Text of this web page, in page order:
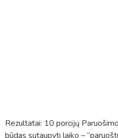
Rezultatai: 10 porcijų
būdas sutaupyti laiko –